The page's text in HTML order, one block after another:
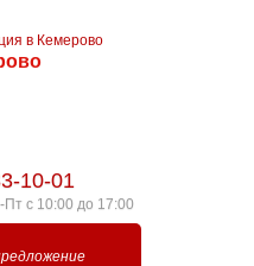
10-01
с 10:00 до 17:00